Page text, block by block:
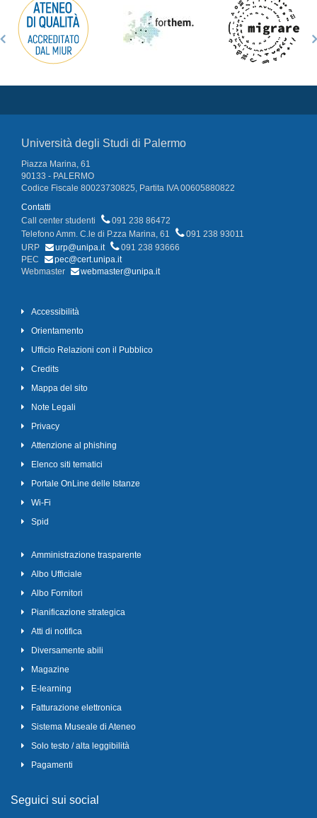
Università degli Studi di Palermo
Piazza Marina, 61
90133 - PALERMO
Codice Fiscale 80023730825, Partita IVA 00605880822
Contatti
Call center studenti
091 238 86472
Telefono Amm. C.le di P.zza Marina, 61
091 238 93011
URP
urp@unipa.it
091 238 93666
PEC
pec@cert.unipa.it
Webmaster
webmaster@unipa.it
Accessibilità
Orientamento
Ufficio Relazioni con il Pubblico
Credits
Mappa del sito
Note Legali
Privacy
Attenzione al phishing
Elenco siti tematici
Portale OnLine delle Istanze
Wi-Fi
Spid
Amministrazione trasparente
Albo Ufficiale
Albo Fornitori
Pianificazione strategica
Atti di notifica
Diversamente abili
Magazine
E-learning
Fatturazione elettronica
Sistema Museale di Ateneo
Solo testo / alta leggibilità
Pagamenti
Seguici sui social